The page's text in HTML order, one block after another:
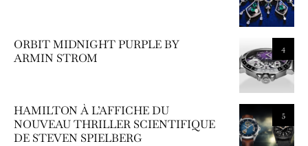
4
ORBIT MIDNIGHT PURPLE BY
ARMIN STROM
5
HAMILTON À L’AFFICHE DU
NOUVEAU THRILLER SCIENTIFIQUE
DE STEVEN SPIELBERG